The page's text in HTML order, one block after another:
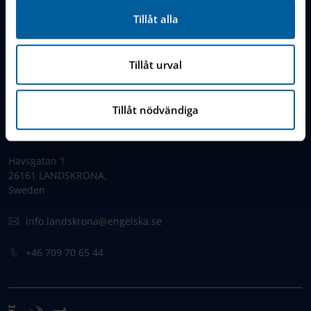
Tillåt alla
Tillåt urval
Tillåt nödvändiga
IES Privacy Notice (GDPR)
Cookie Policy
Havsgatan 1
26161 LANDSKRONA,
Sweden
info.landskrona@engelska.se
+46 709 70 65 44